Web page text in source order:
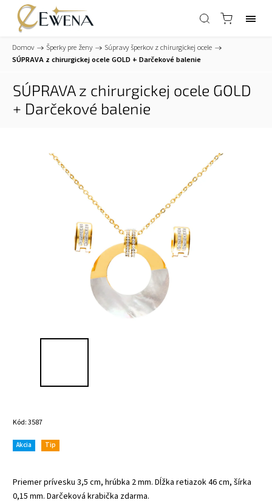
Domov / Šperky pre ženy / Súpravy šperkov z chirurgickej ocele /
SÚPRAVA z chirurgickej ocele GOLD + Darčekové balenie
SÚPRAVA z chirurgickej ocele GOLD
+ Darčekové balenie
Kód:3587
Akcia Tip
Priemer prívesku 3,5 cm, hrúbka 2 mm. Dĺžka retiazok 46 cm, šírka
0,15 mm. Darčeková krabička zdarma.